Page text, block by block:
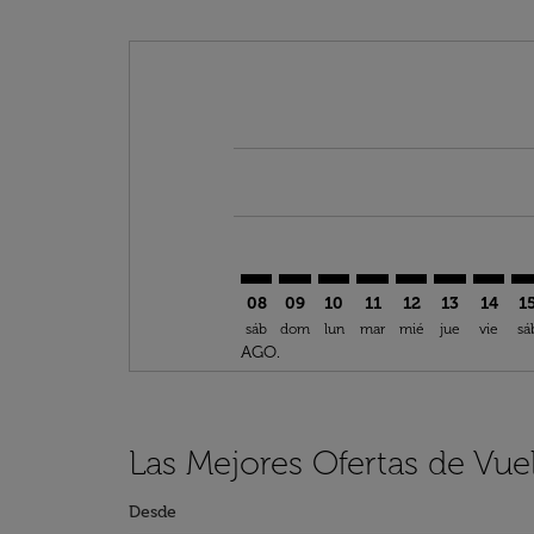
08
sáb
AGO.
09
dom
10
lun
11
mar
12
mié
13
jue
14
vie
Las Mejores Ofertas de
Desde